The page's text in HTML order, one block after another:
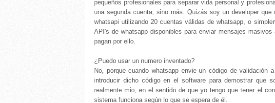
pequeños profesionales para separar vida personal y
una segunda cuenta, sino más. Quizás soy un developer
whatsapi utilizando 20 cuentas válidas de whatsapp, o
API's de whatsapp disponibles para enviar mensajes
pagan por ello.
¿Puedo usar un numero inventado?
No, porque cuando whatsapp envie un código de validación
introducir dicho código en el software para demostrar que
realmente mio, en el sentido de que yo tengo que tener el
sistema funciona según lo que se espera de él.